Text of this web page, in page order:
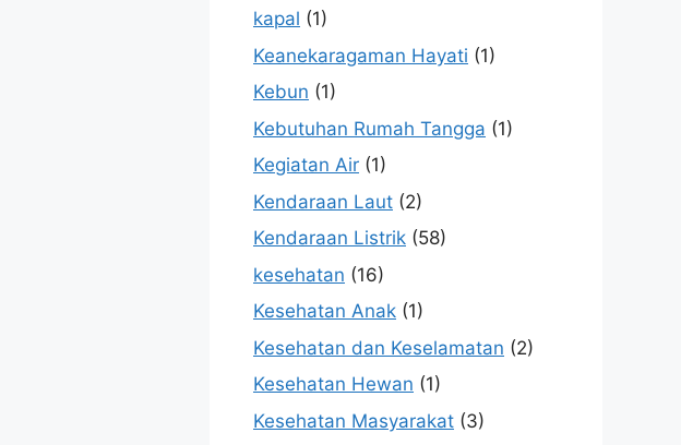
kapal (1)
Keanekaragaman Hayati (1)
Kebun (1)
Kebutuhan Rumah Tangga (1)
Kegiatan Air (1)
Kendaraan Laut (2)
Kendaraan Listrik (58)
kesehatan (16)
Kesehatan Anak (1)
Kesehatan dan Keselamatan (2)
Kesehatan Hewan (1)
Kesehatan Masyarakat (3)